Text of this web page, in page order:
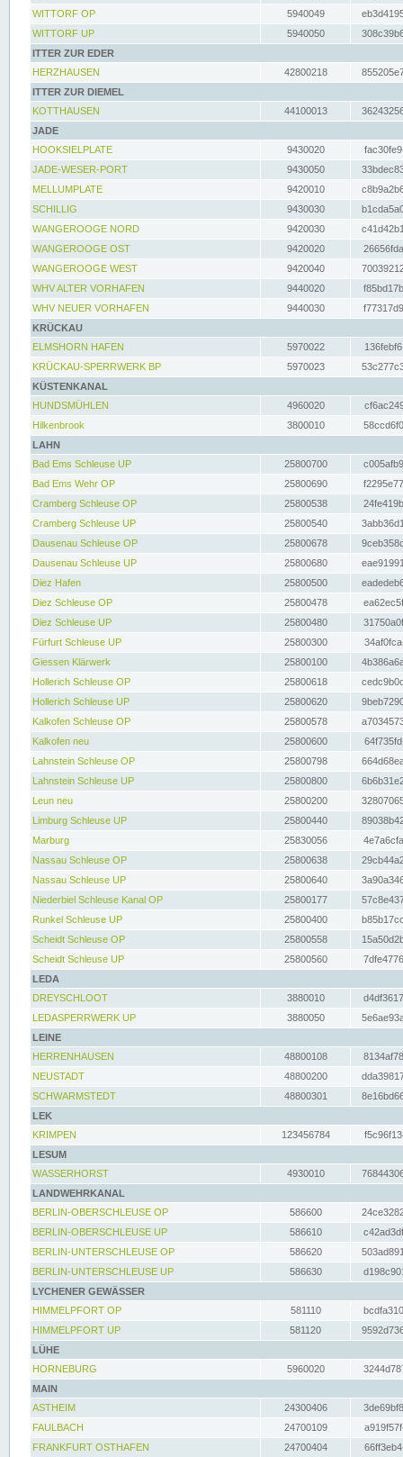
WITTORF OP
5940049
WITTORF UP
5940050
ITTER ZUR EDER
HERZHAUSEN
42800218
ITTER ZUR DIEMEL
KOTTHAUSEN
44100013
JADE
HOOKSIELPLATE
9430020
JADE-WESER-PORT
9430050
MELLUMPLATE
9420010
SCHILLIG
9430030
WANGEROOGE NORD
9420030
WANGEROOGE OST
9420020
WANGEROOGE WEST
9420040
WHV ALTER VORHAFEN
9440020
WHV NEUER VORHAFEN
9440030
KRÜCKAU
ELMSHORN HAFEN
5970022
KRÜCKAU-SPERRWERK BP
5970023
KÜSTENKANAL
HUNDSMÜHLEN
4960020
Hilkenbrook
3800010
LAHN
Bad Ems Schleuse UP
25800700
Bad Ems Wehr OP
25800690
Cramberg Schleuse OP
25800538
Cramberg Schleuse UP
25800540
Dausenau Schleuse OP
25800678
Dausenau Schleuse UP
25800680
Diez Hafen
25800500
Diez Schleuse OP
25800478
Diez Schleuse UP
25800480
Fürfurt Schleuse UP
25800300
Giessen Klärwerk
25800100
Hollerich Schleuse OP
25800618
Hollerich Schleuse UP
25800620
Kalkofen Schleuse OP
25800578
Kalkofen neu
25800600
Lahnstein Schleuse OP
25800798
Lahnstein Schleuse UP
25800800
Leun neu
25800200
Limburg Schleuse UP
25800440
Marburg
25830056
Nassau Schleuse OP
25800638
Nassau Schleuse UP
25800640
Niederbiel Schleuse Kanal OP
25800177
Runkel Schleuse UP
25800400
Scheidt Schleuse OP
25800558
Scheidt Schleuse UP
25800560
LEDA
DREYSCHLOOT
3880010
LEDASPERRWERK UP
3880050
LEINE
HERRENHAUSEN
48800108
NEUSTADT
48800200
SCHWARMSTEDT
48800301
LEK
KRIMPEN
123456784
LESUM
WASSERHORST
4930010
LANDWEHRKANAL
BERLIN-OBERSCHLEUSE OP
586600
BERLIN-OBERSCHLEUSE UP
586610
BERLIN-UNTERSCHLEUSE OP
586620
BERLIN-UNTERSCHLEUSE UP
586630
LYCHENER GEWÄSSER
HIMMELPFORT OP
581110
HIMMELPFORT UP
581120
LÜHE
HORNEBURG
5960020
MAIN
ASTHEIM
24300406
FAULBACH
24700109
FRANKFURT OSTHAFEN
24700404